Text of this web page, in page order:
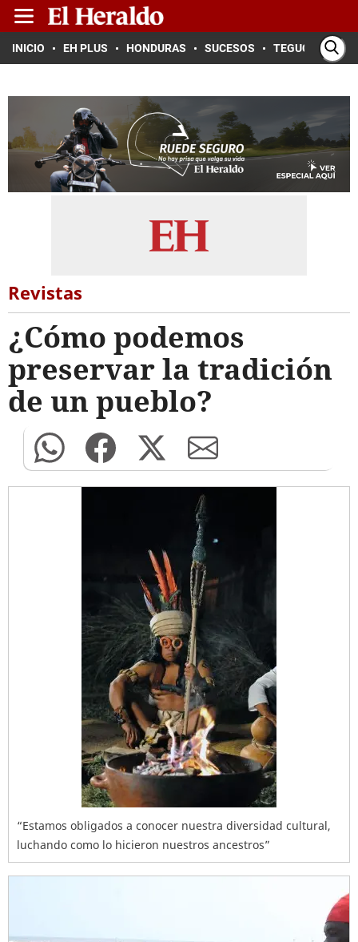
INICIO EH PLUS HONDURAS SUCESOS TEGUCIGALPA
Revistas
¿Cómo podemos
preservar la tradición
de un pueblo?
“Estamos obligados a conocer nuestra diversidad cultural,
luchando como lo hicieron nuestros ancestros”